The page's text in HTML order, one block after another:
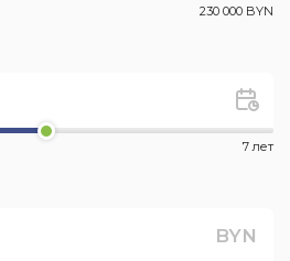
230 000 BYN
7 лет
BYN